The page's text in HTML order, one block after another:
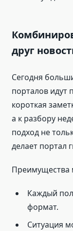
друг
Сегодня
порталов идут
короткая
а к разбору
подход не
делает портал
Преимущества
Каждый
формат.
Ситуация